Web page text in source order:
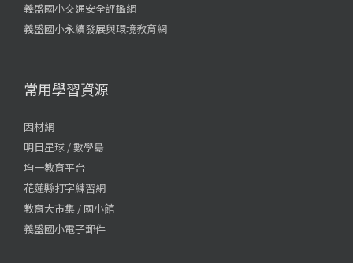
義盛國小交通安全評鑑網
義盛國小永續發展與環境教育網
常用學習資源
因材網
明日星球 / 數學島
均一教育平台
花蓮縣打字練習網
教育大市集 / 國小館
義盛國小電子郵件